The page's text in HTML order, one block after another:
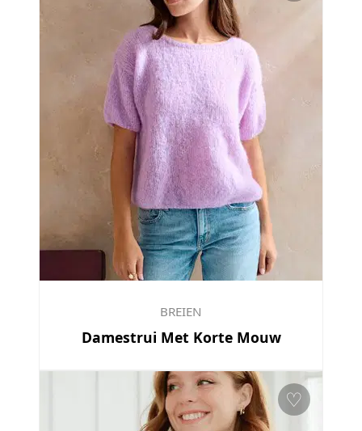
BREIEN
Damestrui Met Korte Mouw
♡